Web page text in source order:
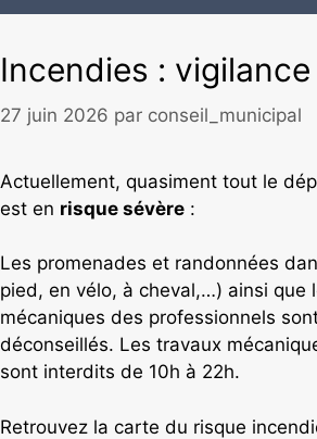
Incendies :
27 juin 2026 par conseil_municipal
Actuellement, quasiment tout le
est en risque sévère :
Les promenades et randonnées
pied, en vélo, à cheval,…) ainsi que
mécaniques des professionnels
déconseillés. Les travaux
sont interdits de 10h à 22h.
Retrouvez la carte du risque